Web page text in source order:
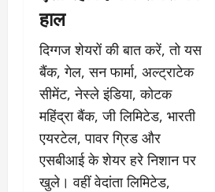
हाल
दिग्गज शेयरों की बात करें, तो यस
बैंक, गेल, सन फार्मा, अल्ट्राटेक
सीमेंट, नेस्ले इंडिया, कोटक
महिंद्रा बैंक, जी लिमिटेड, भारती
एयरटेल, पावर ग्रिड और
एसबीआई के शेयर हरे निशान पर
खुले। वहीं वेदांता लिमिटेड,